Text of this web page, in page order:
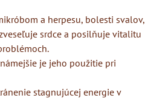
a herpesu, bolesti svalov,
srdce a posilňuje vitalitu
je jeho použitie pri
stagnujúcej energie v